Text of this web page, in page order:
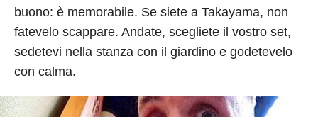
buono: è memorabile. Se siete a Takayama, non
fatevelo scappare. Andate, scegliete il vostro set,
sedetevi nella stanza con il giardino e godetevelo
con calma.